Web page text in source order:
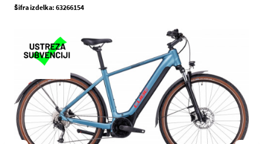
Šifra izdelka: 63266154